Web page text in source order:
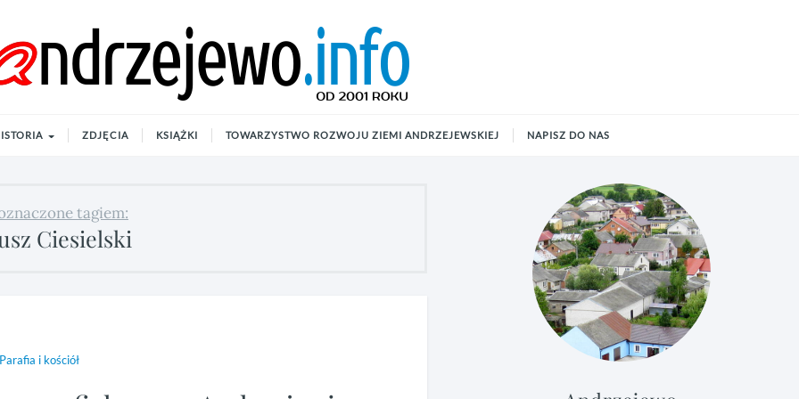
ZDJĘCIA KSIĄŻKI TOWARZYSTWO ROZWOJU ZIEMI ANDRZEJEWSKIEJ NAPISZ DO NAS
tagiem:
Ciesielski
Parafia i kościół